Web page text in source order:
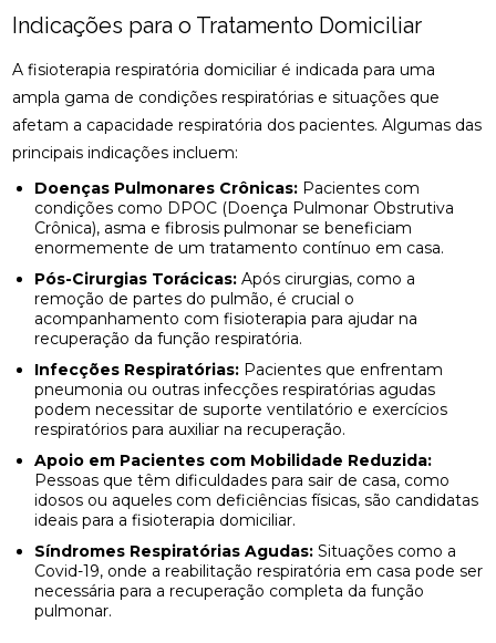
Indicações para o Tratamento Domiciliar
A fisioterapia respiratória domiciliar é indicada para uma
ampla gama de condições respiratórias e situações que
afetam a capacidade respiratória dos pacientes. Algumas das
principais indicações incluem:
Doenças Pulmonares Crônicas: Pacientes com
condições como DPOC (Doença Pulmonar Obstrutiva
Crônica), asma e fibrosis pulmonar se beneficiam
enormemente de um tratamento contínuo em casa.
Pós-Cirurgias Torácicas: Após cirurgias, como a
remoção de partes do pulmão, é crucial o
acompanhamento com fisioterapia para ajudar na
recuperação da função respiratória.
Infecções Respiratórias: Pacientes que enfrentam
pneumonia ou outras infecções respiratórias agudas
podem necessitar de suporte ventilatório e exercícios
respiratórios para auxiliar na recuperação.
Apoio em Pacientes com Mobilidade Reduzida:
Pessoas que têm dificuldades para sair de casa, como
idosos ou aqueles com deficiências físicas, são candidatas
ideais para a fisioterapia domiciliar.
Síndromes Respiratórias Agudas: Situações como a
Covid-19, onde a reabilitação respiratória em casa pode ser
necessária para a recuperação completa da função
pulmonar.
ENCONTRE ALÍVIO E BEM-ESTAR PELA REGIÃO
CLÍNICA DE QUIROPRAXIA PERTO DE MIM:
LOCALIZE ALÍVIO E BEM-ESTAR NA SUA REGIÃO
CLÍNICA DE QUIROPRAXIA PERTO DE MIM: TUDO
SOBRE O TEMA
COMO A ACUPUNTURA PODE ALIVIAR A
ENXAQUECA DE FORMA EFICAZ
COMO A ACUPUNTURA PODE ALIVIAR A
ENXAQUECA E MELHORAR SUA QUALIDADE DE
COMO A ACUPUNTURA PODE ALIVIAR A
ENXAQUECA NATURALMENTE
COMO A CONSULTA COM UM ACUPUNTURISTA
PODE TRANSFORMAR SUA SAÚDE
REABILITAÇÃO DO LABIRINTO
COMO A FISIOTERAPIA RESPIRATÓRIA DOMICILIAR
PODE MELHORAR SUA QUALIDADE DE VIDA